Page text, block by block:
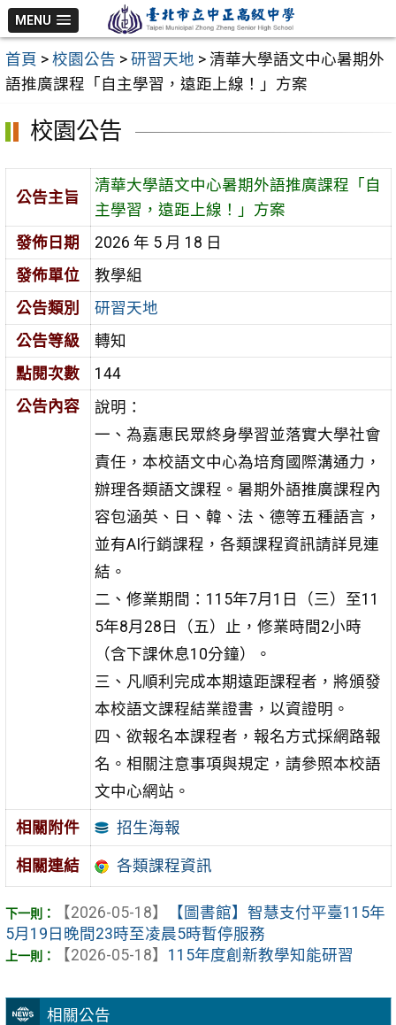
跳
至
主
要
MENU
首頁 > 校園公告 > 研習天地 > 清華大學語文中心暑期外
語推廣課程「自主學習，遠距上線！」方案
相關公告
校園公告
公告主旨
清華大學語文中心暑期外語推廣課程「自
主學習，遠距上線！」方案
發佈日期
2026 年 5 月 18 日
發佈單位
教學組
公告類別
研習天地
公告等級
轉知
點閱次數
144
公告內容
說明：
一、為嘉惠民眾終身學習並落實大學社會
責任，本校語文中心為培育國際溝通力，
辦理各類語文課程。暑期外語推廣課程內
容包涵英、日、韓、法、德等五種語言，
並有AI行銷課程，各類課程資訊請詳見連
結。
二、修業期間：115年7月1日（三）至11
5年8月28日（五）止，修業時間2小時
（含下課休息10分鐘）。
三、凡順利完成本期遠距課程者，將頒發
本校語文課程結業證書，以資證明。
四、欲報名本課程者，報名方式採網路報
名。相關注意事項與規定，請參照本校語
文中心網站。
相關附件 招生海報
相關連結 各類課程資訊
【2026-05-18】
【圖書館】智慧支付平臺115年
5月19日晚間23時至凌晨5時暫停服務
【2026-05-18】 115年度創新教學知能研習